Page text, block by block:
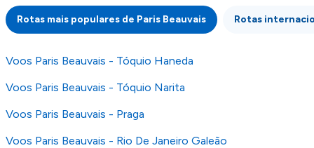
integridade ou pela precisão da informação
publicada, por isso verifique com atenção todas
as condições no website do parceiro antes de
fazer uma reserva. Para mais detalhes verifique
os nossosTermos e Condições
Rotas mais populares de Paris Beauvais Rotas
Voos Paris Beauvais - Tóquio Haneda
Voos Paris Beauvais - Tóquio Narita
Voos Paris Beauvais - Praga
Voos Paris Beauvais - Rio De Janeiro Galeão